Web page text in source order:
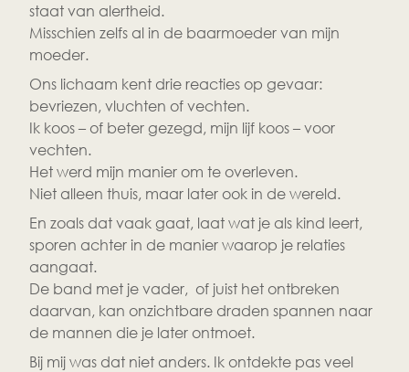
staat van alertheid.
Misschien zelfs al in de baarmoeder van mijn
moeder.
Ons lichaam kent drie reacties op gevaar:
bevriezen, vluchten of vechten.
Ik koos – of beter gezegd, mijn lijf koos – voor
vechten.
Het werd mijn manier om te overleven.
Niet alleen thuis, maar later ook in de wereld.
En zoals dat vaak gaat, laat wat je als kind leert,
sporen achter in de manier waarop je relaties
aangaat.
De band met je vader,  of juist het ontbreken
daarvan, kan onzichtbare draden spannen naar
de mannen die je later ontmoet.
Bij mij was dat niet anders. Ik ontdekte pas veel